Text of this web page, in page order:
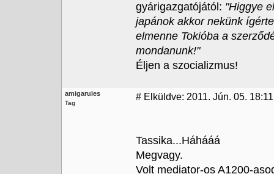
gyárigazgatójától: "Higgye
japánok akkor nekünk
elmenne Tokióba a
mondanunk!"
Éljen a szocializmus!
amigarules
Tag
# Elküldve: 2011. Jún. 05. 18:11
Tassika...Háhááá
Megvagy.
Volt mediator-os A1200-